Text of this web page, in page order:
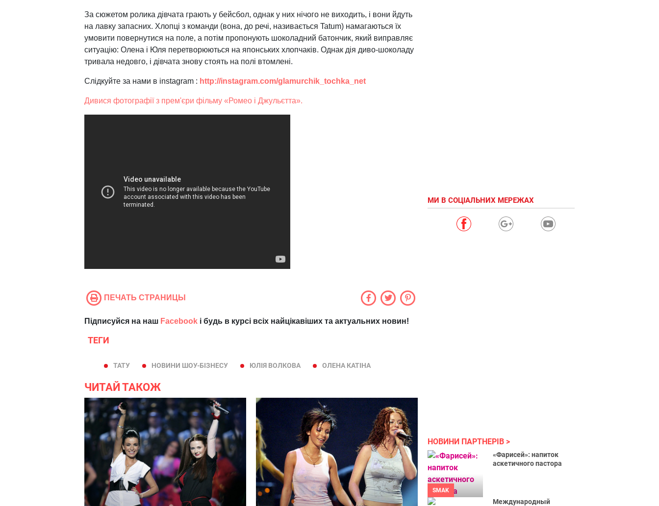
За сюжетом ролика дівчата грають у бейсбол, однак у них нічого не виходить, і вони йдуть
на лавку запасних. Хлопці з команди (вона, до речі, називається Tatum) намагаються їх
умовити повернутися на поле, а потім пропонують шоколадний батончик, який виправляє
ситуацію: Олена і Юля перетворюються на японських хлопчаків. Однак дія диво-шоколаду
тривала недовго, і дівчата знову стоять на полі втомлені.
Слідкуйте за нами в instagram : http://instagram.com/glamurchik_tochka_net
Дивися фотографії з прем'єри фільму «Ромео і Джульєтта».
ПЕЧАТЬ СТРАНИЦЫ
Підписуйся на наш Facebook і будь в курсі всіх найцікавіших та актуальних новин!
ТЕГИ
ТАТУ НОВИНИ ШОУ-БІЗНЕСУ ЮЛІЯ ВОЛКОВА ОЛЕНА КАТІНА
ЧИТАЙ ТАКОЖ
МИ В СОЦІАЛЬНИХ МЕРЕЖАХ
НОВИНИ ПАРТНЕРІВ
SMAK
«Фарисей»: напиток
аскетичного пастора
Международный